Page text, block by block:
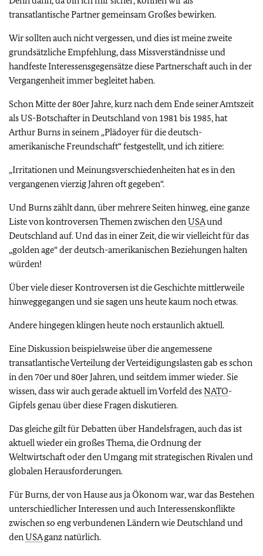
transatlantische Partner gemeinsam Großes bewirken.
Wir sollten auch nicht vergessen, und dies ist meine zweite
grundsätzliche Empfehlung, dass Missverständnisse und
handfeste Interessensgegensätze diese Partnerschaft auch in der
Vergangenheit immer begleitet haben.
Schon Mitte der 80er Jahre, kurz nach dem Ende seiner Amtszeit
als US-Botschafter in Deutschland von 1981 bis 1985, hat
Arthur Burns in seinem „Plädoyer für die deutsch-
amerikanische Freundschaft“ festgestellt, und ich zitiere:
„Irritationen und Meinungsverschiedenheiten hat es in den
vergangenen vierzig Jahren oft gegeben“.
Und Burns zählt dann, über mehrere Seiten hinweg, eine ganze
Liste von kontroversen Themen zwischen denUSAund
Deutschland auf. Und das in einer Zeit, die wir vielleicht für das
„golden age“ der deutsch-amerikanischen Beziehungen halten
würden!
Über viele dieser Kontroversen ist die Geschichte mittlerweile
hinweggegangen und sie sagen uns heute kaum noch etwas.
Andere hingegen klingen heute noch erstaunlich aktuell.
Eine Diskussion beispielsweise über die angemessene
transatlantische Verteilung der Verteidigungslasten gab es schon
in den 70er und 80er Jahren, und seitdem immer wieder. Sie
wissen, dass wir auch gerade aktuell im Vorfeld desNATO-
Gipfels genau über diese Fragen diskutieren.
Das gleiche gilt für Debatten über Handelsfragen, auch das ist
aktuell wieder ein großes Thema, die Ordnung der
Weltwirtschaft oder den Umgang mit strategischen Rivalen und
globalen Herausforderungen.
Für Burns, der von Hause aus ja Ökonom war, war das Bestehen
unterschiedlicher Interessen und auch Interessenskonflikte
zwischen so eng verbundenen Ländern wie Deutschland und
denUSAganz natürlich.